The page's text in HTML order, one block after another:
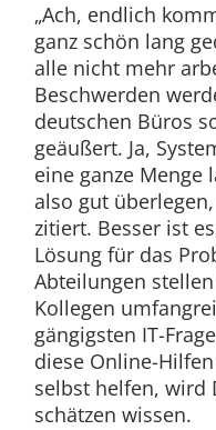
„Ach, endlich
ganz schön lang
alle nicht mehr
Beschwerden
deutschen Büros
geäußert. Ja,
eine ganze Menge
also gut
zitiert. Besser ist
Lösung für das
Abteilungen
Kollegen
gängigsten IT-
diese Online-
selbst helfen, wird
schätzen wissen.